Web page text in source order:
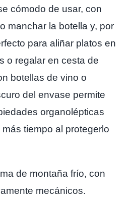
cómodo de usar, con
manchar la botella y, por
para aliñar platos en
o regalar en cesta de
botellas de vino o
del envase permite
organolépticas
tiempo al protegerlo
de montaña frío, con
mecánicos.